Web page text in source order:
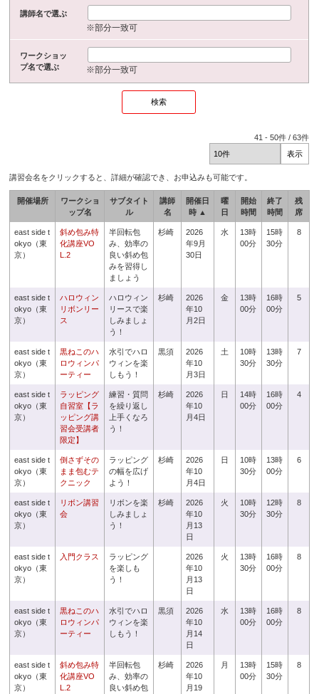
講師名で選ぶ
※部分一致可
ワークショッ
プ名で選ぶ
※部分一致可
41 -50件 /63件
講習会名をクリックすると、詳細が確認でき、お申込みも可能です。
開催場所
ワークショ
ップ名
サブタイト
ル
講師
名
開催日
時 ▲
曜
日
開始
時間
終了
時間
残
席
east side t
okyo（東
京）
斜め包み特
化講座VO
L.2
半回転包
み、効率の
良い斜め包
みを習得し
ましょう
杉崎
2026
年9月
30日
水
13時
00分
15時
30分
8
east side t
okyo（東
京）
ハロウィン
リボンリー
ス
ハロウィン
リースで楽
しみましょ
う！
杉崎
2026
年10
月2日
金
13時
00分
16時
00分
5
east side t
okyo（東
京）
黒ねこのハ
ロウィンパ
ーティー
水引でハロ
ウィンを楽
しもう！
黒須
2026
年10
月3日
土
10時
30分
13時
30分
7
east side t
okyo（東
京）
ラッピング
自習室【ラ
ッピング講
習会受講者
限定】
練習・質問
を繰り返し
上手くなろ
う！
杉崎
2026
年10
月4日
日
14時
00分
16時
00分
4
east side t
okyo（東
京）
倒さずその
まま包むテ
クニック
ラッピング
の幅を広げ
よう！
杉崎
2026
年10
月4日
日
10時
30分
13時
00分
6
east side t
okyo（東
京）
リボン講習
会
リボンを楽
しみましょ
う！
杉崎
2026
年10
月13
日
火
10時
30分
12時
30分
8
east side t
okyo（東
京）
入門クラス
ラッピング
を楽しも
う！
2026
年10
月13
日
火
13時
30分
16時
00分
8
east side t
okyo（東
京）
黒ねこのハ
ロウィンパ
ーティー
水引でハロ
ウィンを楽
しもう！
黒須
2026
年10
月14
日
水
13時
00分
16時
00分
8
east side t
okyo（東
京）
斜め包み特
化講座VO
L.2
半回転包
み、効率の
良い斜め包
杉崎
2026
年10
月19
月
13時
00分
15時
30分
8